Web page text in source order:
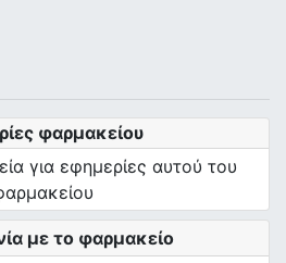
με το φαρμακείο
φαρμακείου
για εφημερίες αυτού του